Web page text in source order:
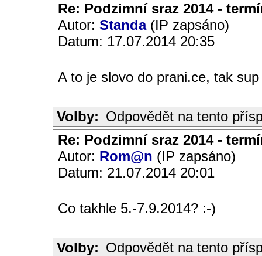
Re: Podzimní sraz 2014 -
Autor: Standa(IP zapsáno)
Datum: 17.07.2014 20:35
A to je slovo do prani.ce, tak
Volby: Odpovědět na tento
Re: Podzimní sraz 2014 -
Autor: Rom@n (IP zapsáno)
Datum: 21.07.2014 20:01
Co takhle 5.-7.9.2014? :-)
Volby: Odpovědět na tento